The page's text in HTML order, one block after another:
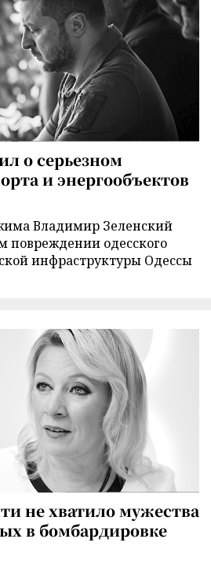
о серьезном
и энергообъектов
Владимир Зеленский
повреждении одесского
инфраструктуры Одессы
не хватило мужества
в бомбардировке